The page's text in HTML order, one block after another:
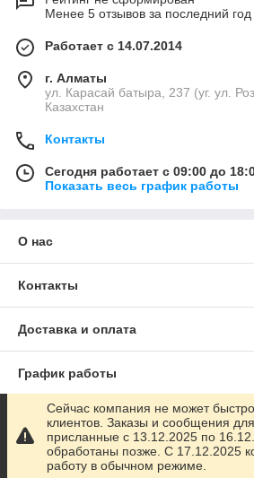
Менее 5 отзывов за последний год
Работает с 14.07.2014
г. Алматы
ул. Карасай батыра, 237 (уг. ул.
Казахстан
Контакты
Сегодня работает с 09:00 до
Показать весь график работы
О нас
Контакты
Доставка и оплата
График работы
Полная версия сайта
Сайт создан на маркетплейсе
Сейчас компания не может
клиентов. Заказы и сообщения
присланные с 13.12.2025 по
обработаны позже. С 17.12.2025
работу в обычном режиме.